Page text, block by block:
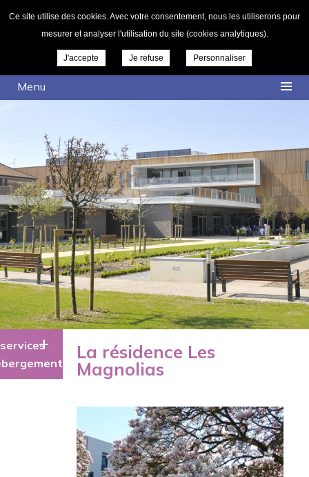
Menu
La résidence Les
Magnolias
Ce site utilise des cookies. Avec votre consentement, nous les utiliserons pour
mesurer et analyser l'utilisation du site (cookies analytiques).
J'accepte Je refuse Personnaliser